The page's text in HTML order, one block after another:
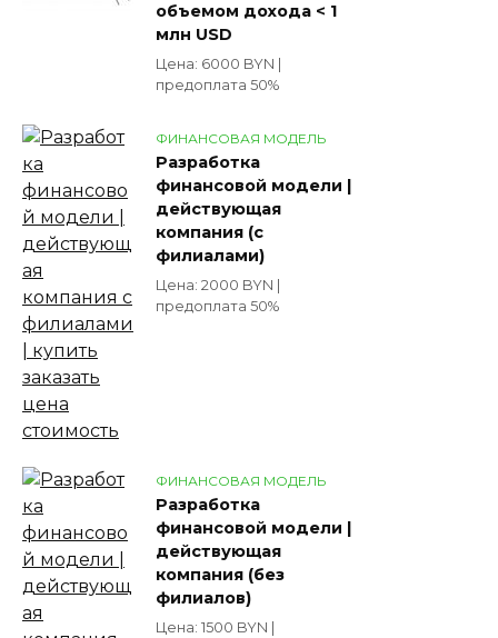
объемом дохода < 1
млн USD
Цена: 6000 BYN |
предоплата 50%
ФИНАНСОВАЯ МОДЕЛЬ
Разработка
финансовой модели |
действующая
компания (с
филиалами)
Цена: 2000 BYN |
предоплата 50%
ФИНАНСОВАЯ МОДЕЛЬ
Разработка
финансовой модели |
действующая
компания (без
филиалов)
Цена: 1500 BYN |